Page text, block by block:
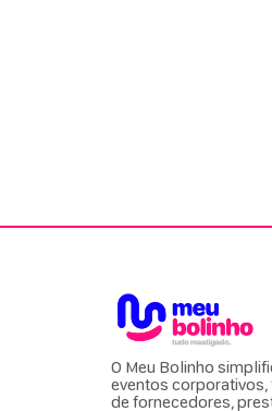
O Meu Bolinho
eventos
de fornecedores,